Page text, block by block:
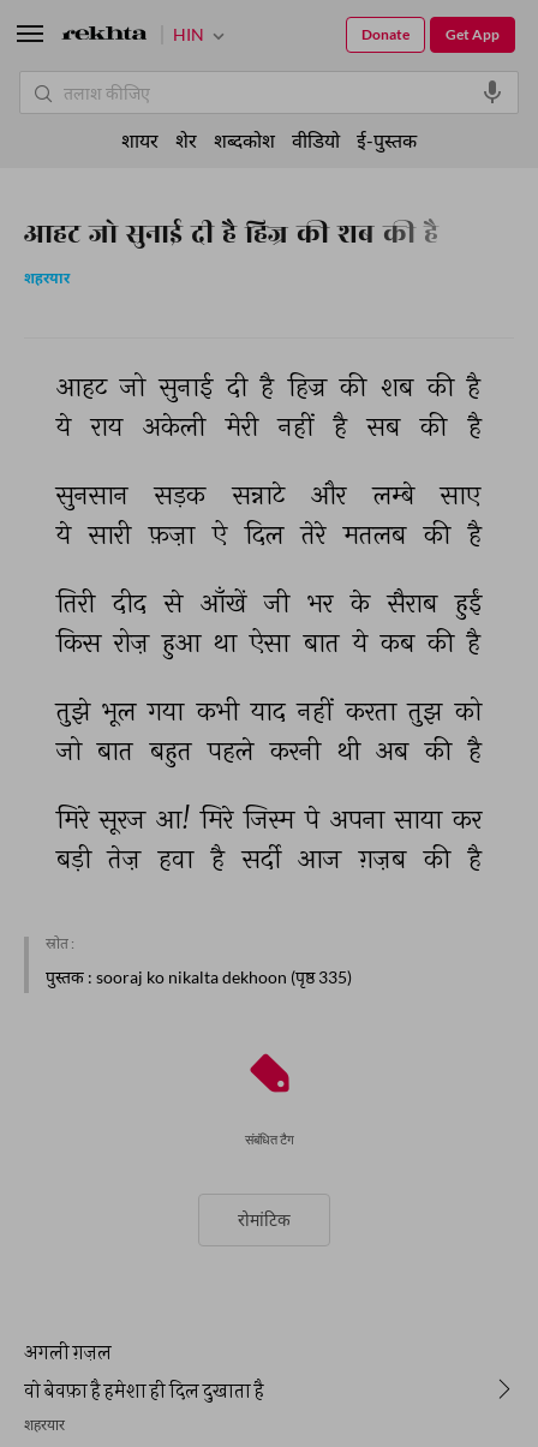
आहट जो सुनाई दी है हिज्र की शब की है
शहरयार
आहट जो सुनाई दी है हिज्र की शब की है
ये राय अकेली मेरी नहीं है सब की है
सुनसान सड़क सन्नाटे और लम्बे
साए
ये सारी फ़ज़ा ऐ दिल तेरे मतलब की है
तिरी दीद से आँखें जी भर के सैराब हुईं
किस रोज़ हुआ था ऐसा बात ये कब की है
तुझे भूल गया कभी याद नहीं करता तुझ को
जो बात बहुत पहले करनी थी अब की है
मिरे सूरज आ! मिरे जिस्म पे अपना साया कर
बड़ी तेज़ हवा है सर्दी आज ग़ज़ब की है
स्रोत :
पुस्तक : sooraj ko nikalta dekhoon (पृष्ठ 335)
संबंधित टैग
रोमांटिक
अगली ग़ज़ल
वो बेवफ़ा है हमेशा ही दिल दुखाता है
शहरयार
HIN Get App
Donate
शायर शेर शब्दकोश वीडियो ई-पुस्तक